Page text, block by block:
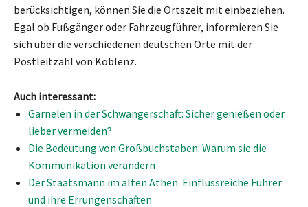
berücksichtigen, können Sie die Ortszeit mit einbeziehen.
Egal ob Fußgänger oder Fahrzeugführer, informieren Sie
sich über die verschiedenen deutschen Orte mit der
Postleitzahl von Koblenz.
Auch interessant:
Garnelen in der Schwangerschaft: Sicher genießen oder
lieber vermeiden?
Die Bedeutung von Großbuchstaben: Warum sie die
Kommunikation verändern
Der Staatsmann im alten Athen: Einflussreiche Führer
und ihre Errungenschaften